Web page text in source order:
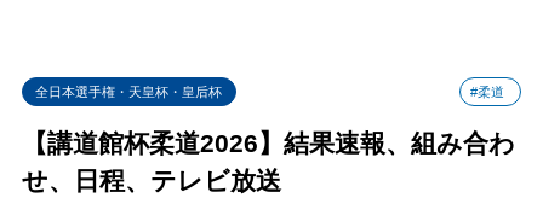
全日本選手権・天皇杯・皇后杯 #柔道
【講道館杯柔道2026】結果速報、組み合わ
せ、日程、テレビ放送